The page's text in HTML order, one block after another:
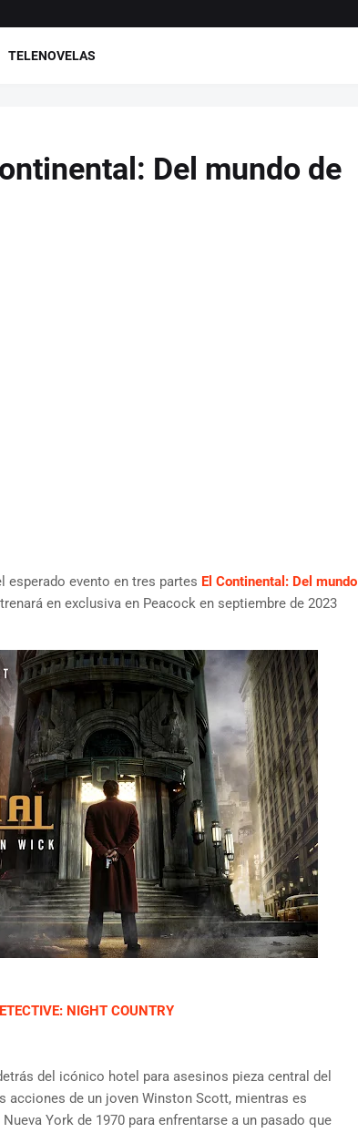
TELENOVELAS
Del mundo de
esperado evento en tres partes El Continental: Del mundo
en exclusiva en Peacock en septiembre de 2023
NIGHT COUNTRY
del icónico hotel para asesinos pieza central del
acciones de un joven Winston Scott, mientras es
York de 1970 para enfrentarse a un pasado que